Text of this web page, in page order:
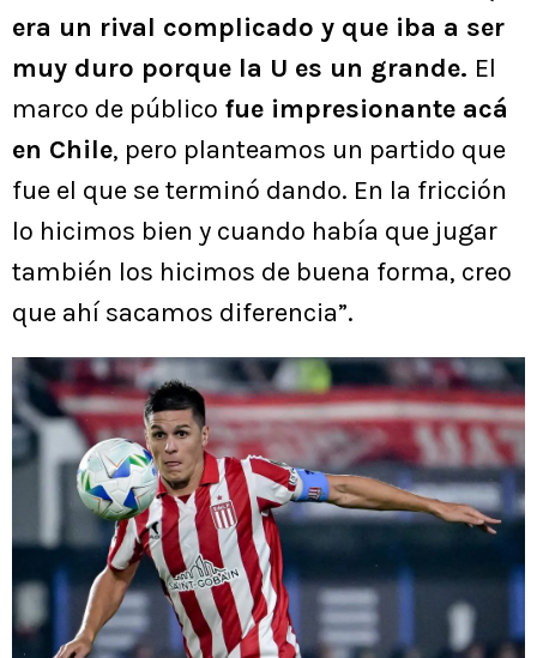
era un rival complicado y que iba a ser
muy duro porque la U es un grande. El
marco de público fue impresionante acá
en Chile, pero planteamos un partido que
fue el que se terminó dando. En la fricción
lo hicimos bien y cuando había que jugar
también los hicimos de buena forma, creo
que ahí sacamos diferencia”.